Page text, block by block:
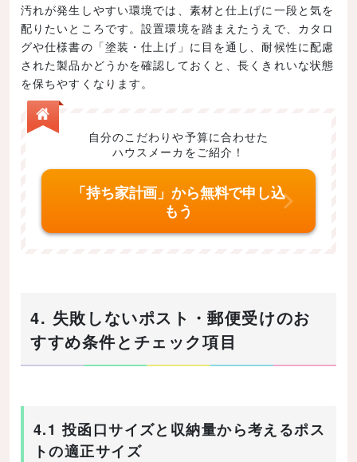
汚れが発生しやすい環境では、素材と仕上げに一段と気を
配りたいところです。設置環境を踏まえたうえで、カタロ
グや仕様書の「塗装・仕上げ」に目を通し、耐候性に配慮
された製品かどうかを確認しておくと、長くきれいな状態
を保ちやすくなります。
自分のこだわりや予算に合わせた
ハウスメーカをご紹介！
「持ち家計画」から無料で申し込
もう
4. 失敗しないポスト・郵便受けのお
すすめ条件とチェック項目
4.1 投函口サイズと収納量から考えるポス
トの適正サイズ